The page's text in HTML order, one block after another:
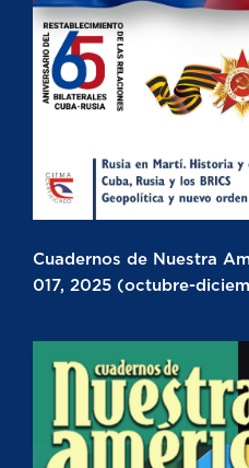
Cuadernos de Nuestra
017, 2025 (octubre-